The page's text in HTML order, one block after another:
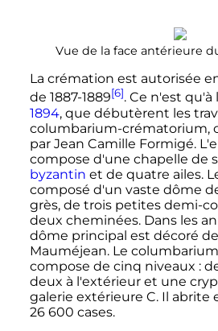
Vue de la face antérieure
La crémation est autorisée
de 1887-1889[6]. Ce n'est qu'à
1894, que débutèrent les
columbarium-crématorium,
par Jean Camille Formigé.
compose d'une chapelle de
byzantin et de quatre ailes.
composé d'un vaste dôme
grès, de trois petites demi-
deux cheminées. Dans les
dôme principal est décoré
Mauméjean. Le
compose de cinq niveaux :
deux à l'extérieur et une
galerie extérieure C. Il abrite
26 600 cases.